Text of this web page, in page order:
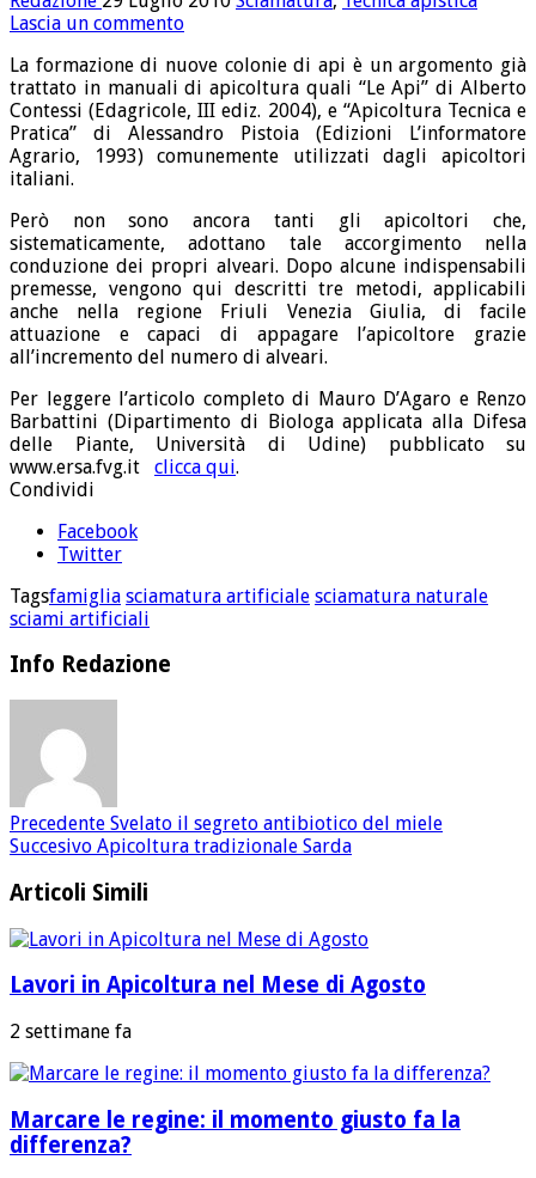
Lascia un commento
La formazione di nuove colonie di api è un argomento già
trattato in manuali di apicoltura quali “Le Api” di Alberto
Contessi (Edagricole, III ediz. 2004), e “Apicoltura Tecnica e
Pratica” di Alessandro Pistoia (Edizioni L’informatore
Agrario, 1993) comunemente utilizzati dagli apicoltori
italiani.
Però non sono ancora tanti gli apicoltori che,
sistematicamente, adottano tale accorgimento nella
conduzione dei propri alveari. Dopo alcune indispensabili
premesse, vengono qui descritti tre metodi, applicabili
anche nella regione Friuli Venezia Giulia, di facile
attuazione e capaci di appagare l’apicoltore grazie
all’incremento del numero di alveari.
Per leggere l’articolo completo di Mauro D’Agaro e Renzo
Barbattini (Dipartimento di Biologa applicata alla Difesa
delle Piante, Università di Udine) pubblicato su
www.ersa.fvg.it clicca qui.
Condividi
Facebook
Twitter
Tagsfamiglia sciamatura artificiale sciamatura naturale
sciami artificiali
Info Redazione
Precedente Svelato il segreto antibiotico del miele
Succesivo Apicoltura tradizionale Sarda
Articoli Simili
Lavori in Apicoltura nel Mese di Agosto
2 settimane fa
Marcare le regine: il momento giusto fa la
differenza?